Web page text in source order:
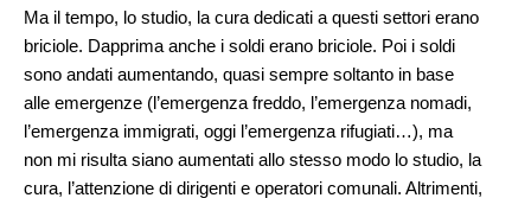
Ma il tempo, lo studio, la cura dedicati a questi settori erano
briciole. Dapprima anche i soldi erano briciole. Poi i soldi
sono andati aumentando, quasi sempre soltanto in base
alle emergenze (l’emergenza freddo, l’emergenza nomadi,
l’emergenza immigrati, oggi l’emergenza rifugiati…), ma
non mi risulta siano aumentati allo stesso modo lo studio, la
cura, l’attenzione di dirigenti e operatori comunali. Altrimenti,